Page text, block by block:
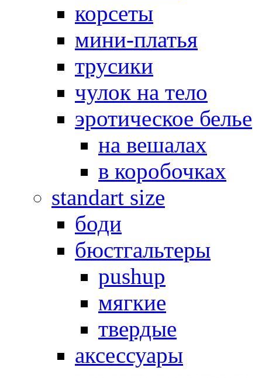
корсеты
мини-платья
трусики
чулок на тело
эротическое белье
на вешалах
в коробочках
standart size
боди
бюстгальтеры
pushup
мягкие
твердые
аксессуары